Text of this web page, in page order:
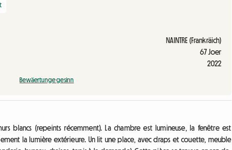
NAINTRE (Frankräich)
67 Joer
2022
Bewäertunge gesinn
blancs (repeints récemment). La chambre est lumineuse, la fenêtre est
la lumière extérieure. Un lit une place, avec draps et couette, meuble